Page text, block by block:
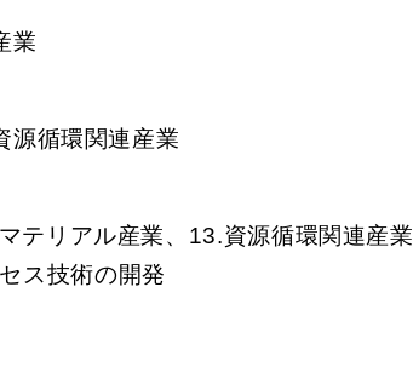
業
源循環関連産業
テリアル産業、13.資源循環関連産業
ス技術の開発